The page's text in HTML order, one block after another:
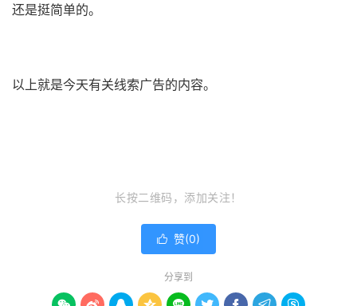
还是挺简单的。
以上就是今天有关线索广告的内容。
长按二维码，添加关注！
 赞(0)
分享到